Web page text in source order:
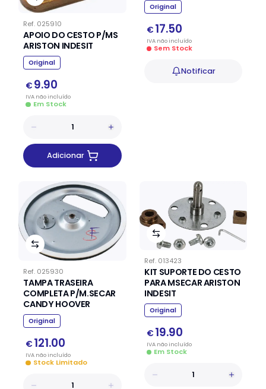
Ref. 025910
APOIO DO CESTO P/MS
ARISTON INDESIT
Original
€ 9.90
IVA nãoincluído
Em Stock
Adicionar
Original
€ 17.50
IVA nãoincluído
Sem Stock
Notificar
Ref. 025930
TAMPA TRASEIRA
COMPLETA P/M.SECAR
CANDY HOOVER
Original
€ 121.00
IVA nãoincluído
Stock Limitado
Ref. 013423
KIT SUPORTE DO CESTO
PARA MSECAR ARISTON
INDESIT
Original
€ 19.90
IVA nãoincluído
Em Stock